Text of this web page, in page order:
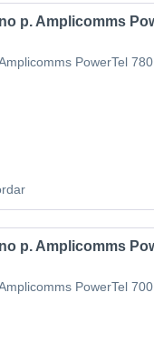
p. Amplicomms
PowerTel
p. Amplicomms
PowerTel